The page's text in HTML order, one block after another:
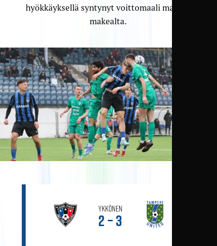
hyökkäyksellä syntynyt voittomaali maistui
makealta.
Ykkönen
2 – 3